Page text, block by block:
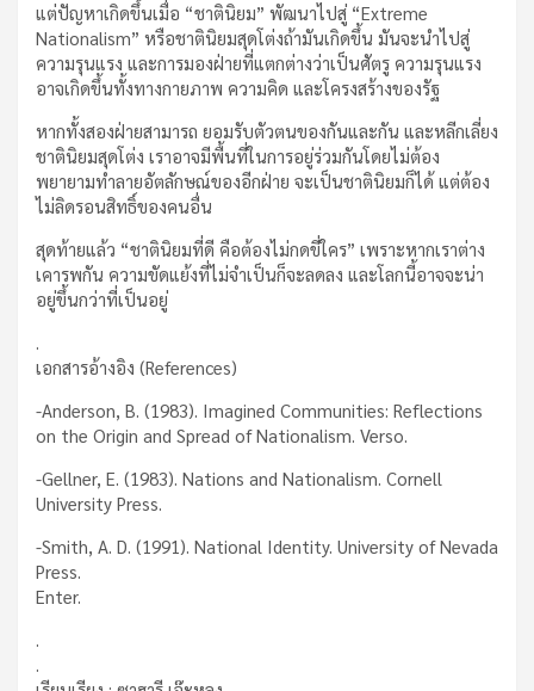
แต่ปัญหาเกิดขึ้นเมื่อ “ชาตินิยม” พัฒนาไปสู่ “Extreme
Nationalism” หรือชาตินิยมสุดโต่งถ้ามันเกิดขึ้น มันจะนำไปสู่
ความรุนแรง และการมองฝ่ายที่แตกต่างว่าเป็นศัตรู ความรุนแรง
อาจเกิดขึ้นทั้งทางกายภาพ ความคิด และโครงสร้างของรัฐ
หากทั้งสองฝ่ายสามารถ ยอมรับตัวตนของกันและกัน และหลีกเลี่ยง
ชาตินิยมสุดโต่ง เราอาจมีพื้นที่ในการอยู่ร่วมกันโดยไม่ต้อง
พยายามทำลายอัตลักษณ์ของอีกฝ่าย จะเป็นชาตินิยมก็ได้ แต่ต้อง
ไม่ลิดรอนสิทธิ์ของคนอื่น
สุดท้ายแล้ว “ชาตินิยมที่ดี คือต้องไม่กดขี่ใคร” เพราะหากเราต่าง
เคารพกัน ความขัดแย้งที่ไม่จำเป็นก็จะลดลง และโลกนี้อาจจะน่า
อยู่ขึ้นกว่าที่เป็นอยู่
.
เอกสารอ้างอิง (References)
-Anderson, B. (1983). Imagined Communities: Reflections
on the Origin and Spread of Nationalism. Verso.
-Gellner, E. (1983). Nations and Nationalism. Cornell
University Press.
-Smith, A. D. (1991). National Identity. University of Nevada
Press.
Enter.
.
.